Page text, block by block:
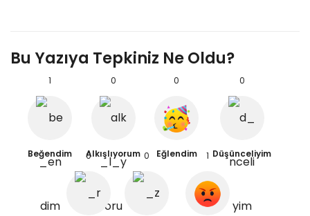
Bu Yazıya Tepkiniz Ne Oldu?
1
Beğendim
0
Alkışlıyorum
0
Eğlendim
0
Düşünceliyim
0 0 1